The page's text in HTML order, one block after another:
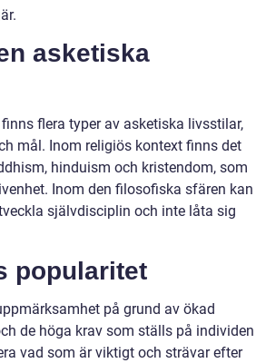
asketiska
flera typer av asketiska livsstilar,
mål. Inom religiös kontext finns det
hinduism och kristendom, som
Inom den filosofiska sfären kan
självdisciplin och inte låta sig
popularitet
på grund av ökad
de höga krav som ställs på individen
vad som är viktigt och strävar efter